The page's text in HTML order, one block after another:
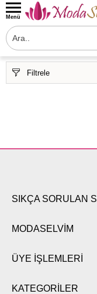
Menü
Filtrele
SIKÇA SORULAN
MODASELVİM
ÜYE İŞLEMLERİ
KATEGORİLER